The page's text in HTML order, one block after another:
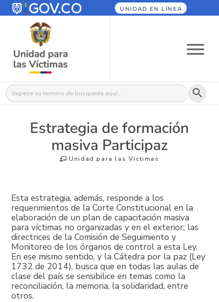
UNIDAD EN LÍNEA
Buscar: Botón
Estrategia de formación
masiva Participaz
Unidad para las Víctimas
Esta estrategia, además, responde a los
requerimientos de la Corte Constitucional en la
elaboración de un plan de capacitación masiva
para víctimas no organizadas y en el exterior; las
directrices de la Comisión de Seguimiento y
Monitoreo de los órganos de control a esta Ley.
En ese mismo sentido, y la Cátedra por la paz (Ley
1732 de 2014), busca que en todas las aulas de
clase del país se sensibilice en temas como la
reconciliación, la memoria, la solidaridad, entre
otros.